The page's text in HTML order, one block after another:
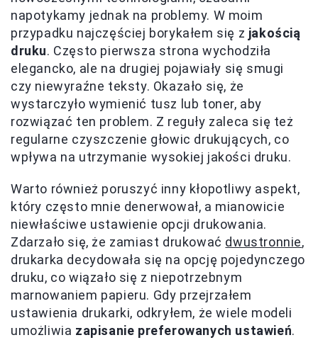
napotykamy jednak na problemy. W moim
przypadku najczęściej borykałem się z jakością
druku. Często pierwsza strona wychodziła
elegancko, ale na drugiej pojawiały się smugi
czy niewyraźne teksty. Okazało się, że
wystarczyło wymienić tusz lub toner, aby
rozwiązać ten problem. Z reguły zaleca się też
regularne czyszczenie głowic drukujących, co
wpływa na utrzymanie wysokiej jakości druku.
Warto również poruszyć inny kłopotliwy aspekt,
który często mnie denerwował, a mianowicie
niewłaściwe ustawienie opcji drukowania.
Zdarzało się, że zamiast drukować dwustronnie,
drukarka decydowała się na opcję pojedynczego
druku, co wiązało się z niepotrzebnym
marnowaniem papieru. Gdy przejrzałem
ustawienia drukarki, odkryłem, że wiele modeli
umożliwia zapisanie preferowanych ustawień.